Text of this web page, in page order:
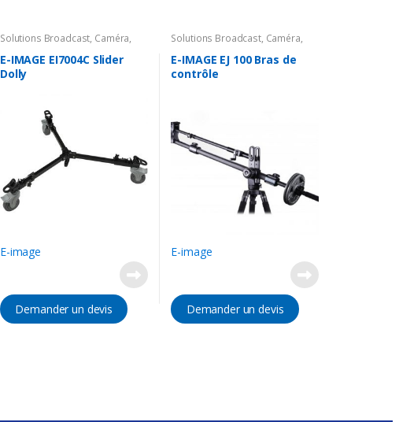
Solutions Broadcast, Caméra,
Accessoires Caméra Support
E-IMAGE EI7004C Slider
Dolly
E-image
Demander un devis
Solutions Broadcast, Caméra,
Accessoires Caméra, Support
E-IMAGE EJ 100 Bras de
contrôle
E-image
Demander un devis